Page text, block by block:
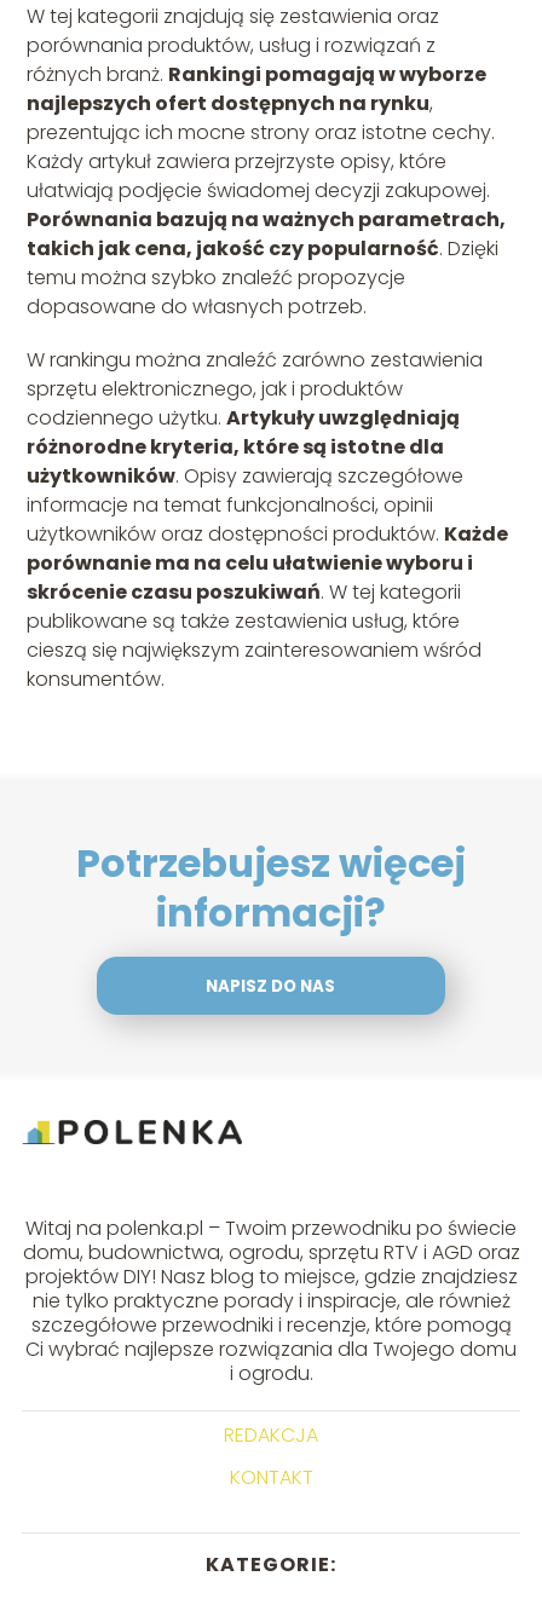
W tej kategorii znajdują się zestawienia oraz
porównania produktów, usług i rozwiązań z
różnych branż. Rankingi pomagają w wyborze
najlepszych ofert dostępnych na rynku,
prezentując ich mocne strony oraz istotne cechy.
Każdy artykuł zawiera przejrzyste opisy, które
ułatwiają podjęcie świadomej decyzji zakupowej.
Porównania bazują na ważnych parametrach,
takich jak cena, jakość czy popularność. Dzięki
temu można szybko znaleźć propozycje
dopasowane do własnych potrzeb.
W rankingu można znaleźć zarówno zestawienia
sprzętu elektronicznego, jak i produktów
codziennego użytku.Artykuły uwzględniają
różnorodne kryteria, które są istotne dla
użytkowników. Opisy zawierają szczegółowe
informacje na temat funkcjonalności, opinii
użytkowników oraz dostępności produktów. Każde
porównanie ma na celu ułatwienie wyboru i
skrócenie czasu poszukiwań. W tej kategorii
publikowane są także zestawienia usług, które
cieszą się największym zainteresowaniem wśród
konsumentów.
Potrzebujesz więcej
informacji?
NAPISZ DO NAS
Witaj na polenka.pl – Twoim przewodniku po świecie
domu, budownictwa, ogrodu, sprzętu RTV i AGD oraz
projektów DIY! Nasz blog to miejsce, gdzie znajdziesz
nie tylko praktyczne porady i inspiracje, ale również
szczegółowe przewodniki i recenzje, które pomogą
Ci wybrać najlepsze rozwiązania dla Twojego domu
i ogrodu.
REDAKCJA
KONTAKT
KATEGORIE: